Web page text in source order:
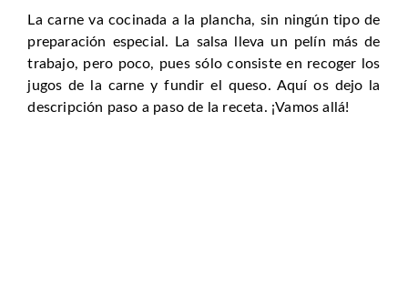
La carne va cocinada a la plancha, sin ningún tipo de
preparación especial. La salsa lleva un pelín más de
trabajo, pero poco, pues sólo consiste en recoger los
jugos de la carne y fundir el queso. Aquí os dejo la
descripción paso a paso de la receta. ¡Vamos allá!